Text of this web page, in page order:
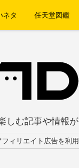
ネタ 任天堂図鑑
しむ記事や情報
ィリエイト広告を利